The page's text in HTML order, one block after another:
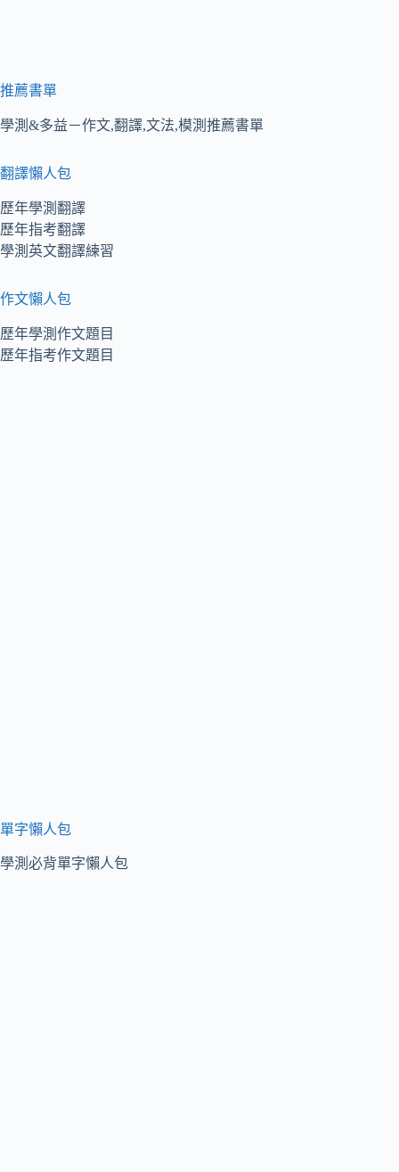
推薦書單
學測&多益－作文,翻譯,文法,模測推薦書單
翻譯懶人包
歷年學測翻譯
歷年指考翻譯
學測英文翻譯練習
作文懶人包
歷年學測作文題目
歷年指考作文題目
單字懶人包
學測必背單字懶人包